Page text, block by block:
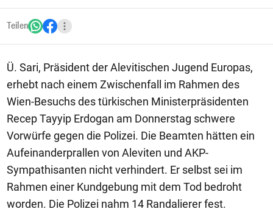
Teilen
Ü. Sari, Präsident der Alevitischen Jugend Europas,
erhebt nach einem Zwischenfall im Rahmen des
Wien-Besuchs des türkischen Ministerpräsidenten
Recep Tayyip Erdogan am Donnerstag schwere
Vorwürfe gegen die Polizei. Die Beamten hätten ein
Aufeinanderprallen von Aleviten und AKP-
Sympathisanten nicht verhindert. Er selbst sei im
Rahmen einer Kundgebung mit dem Tod bedroht
worden. Die Polizei nahm 14 Randalierer fest.